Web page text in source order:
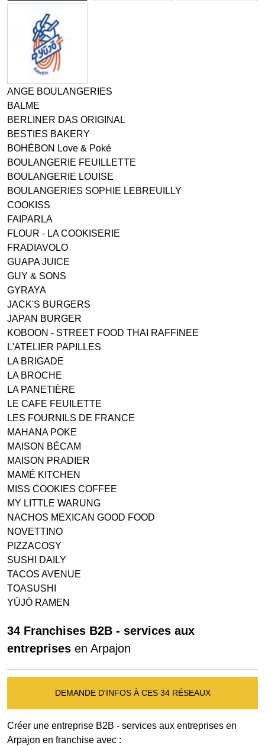
ANGE BOULANGERIES
BALME
BERLINER DAS ORIGINAL
BESTIES BAKERY
BOHÉBON Love & Poké
BOULANGERIE FEUILLETTE
BOULANGERIE LOUISE
BOULANGERIES SOPHIE LEBREUILLY
COOKISS
FAIPARLA
FLOUR - LA COOKISERIE
FRADIAVOLO
GUAPA JUICE
GUY & SONS
GYRAYA
JACK'S BURGERS
JAPAN BURGER
KOBOON - STREET FOOD THAI RAFFINEE
L'ATELIER PAPILLES
LA BRIGADE
LA BROCHE
LA PANETIÈRE
LE CAFE FEUILETTE
LES FOURNILS DE FRANCE
MAHANA POKE
MAISON BÉCAM
MAISON PRADIER
MAMÉ KITCHEN
MISS COOKIES COFFEE
MY LITTLE WARUNG
NACHOS MEXICAN GOOD FOOD
NOVETTINO
PIZZACOSY
SUSHI DAILY
TACOS AVENUE
TOASUSHI
YŪJŌ RAMEN
34 Franchises B2B - services aux
entreprises en Arpajon
DEMANDE D'INFOS À CES 34 RÉSEAUX
Créer une entreprise B2B - services aux entreprises en
Arpajon en franchise avec :